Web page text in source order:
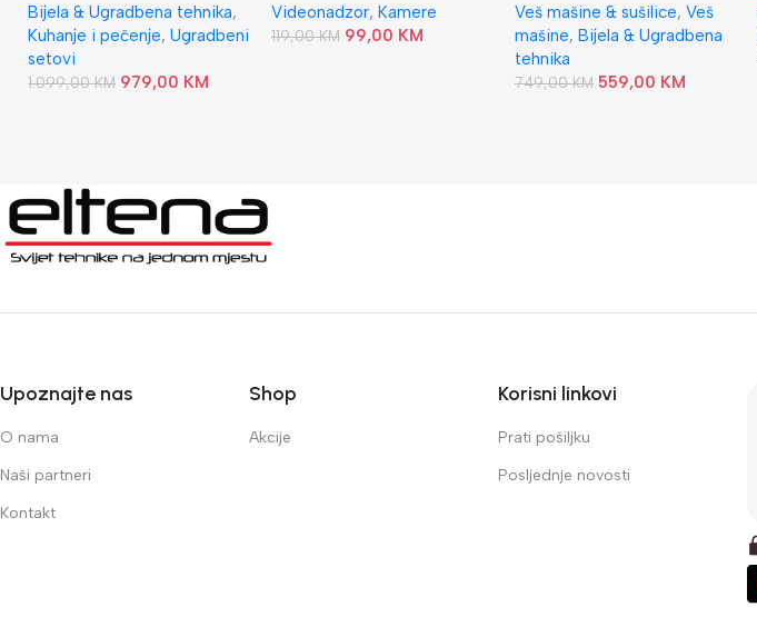
Bijela & Ugradbena tehnika,
Kuhanje i pečenje, Ugradbeni
setovi
1.099,00KM 979,00 KM
Videonadzor, Kamere
119,00KM 99,00 KM
SAMSUNG
Veš mašine & sušilice, Veš
mašine, Bijela & Ugradbena
tehnika
749,00KM 559,00 KM
Upoznajte nas
O nama
Naši partneri
Kontakt
Shop
Akcije
Korisni linkovi
Prati pošiljku
Posljednje novosti